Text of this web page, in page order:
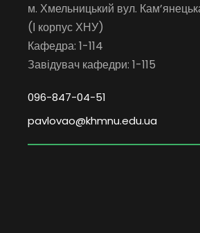
м. Хмельницький вул.
(І корпус ХНУ)
Кафедра: 1-114
Завідувач кафедри: 1-115
096-847-04-51
pavlovao@khmnu.edu.ua